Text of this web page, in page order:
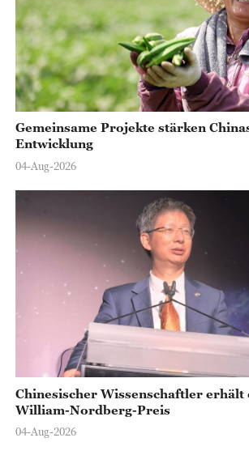
Gemeinsame Projekte stärken
Entwicklung
04-Aug-2026
Chinesischer Wissenschaftler erhält
William-Nordberg-Preis
04-Aug-2026